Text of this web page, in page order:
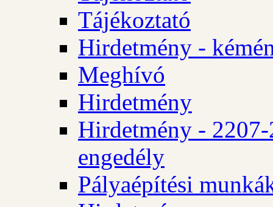
Tájékoztató
Hirdetmény -
Meghívó
Hirdetmény
Hirdetmény -
engedély
Pályaépítési